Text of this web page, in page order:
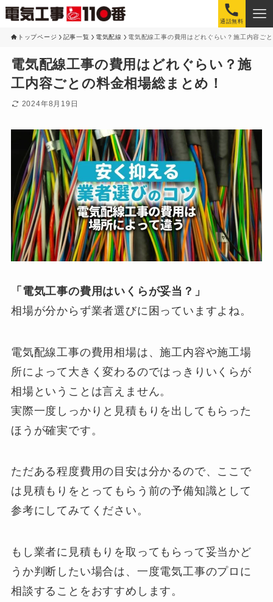
通話無料
トップページ 記事一覧 電気配線 電気配線工事の費用はどれぐらい？施工内容ご
電気配線工事の費用はどれぐらい？施
工内容ごとの料金相場総まとめ！
2024年8月19日
「電気工事の費用はいくらが妥当？」
相場が分からず業者選びに困っていますよね。
電気配線工事の費用相場は、施工内容や施工場
所によって大きく変わるのではっきりいくらが
相場ということは言えません。
実際一度しっかりと見積もりを出してもらった
ほうが確実です。
ただある程度費用の目安は分かるので、ここで
は見積もりをとってもらう前の予備知識として
参考にしてみてください。
もし業者に見積もりを取ってもらって妥当かど
うか判断したい場合は、一度電気工事のプロに
相談することをおすすめします。